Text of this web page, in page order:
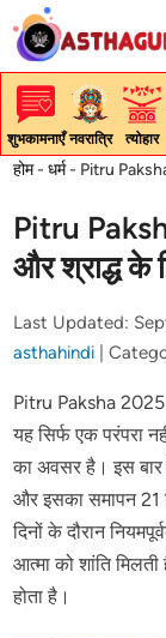
Skip
content
शुभकामनाएँ नवरात्रि त्योहार
होम-धर्म- Pitru
Pitru
और श्राद्ध के
Last Updated:
asthahindi
Pitru Paksha 2025
यह सिर्फ एक परंपरा
का अवसर है। इस बार
और इसका समापन 21
दिनों के दौरान
आत्मा को शांति मिलती
होता है।